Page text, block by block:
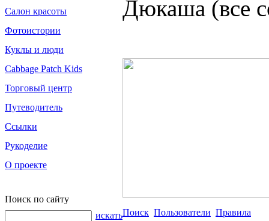
Салон красоты
Фотоистории
Куклы и люди
Cabbage Patch Kids
Торговый центр
Путеводитель
Ссылки
Рукоделие
О проекте
Поиск по сайту
искать
Дюкаша (все
Поиск Пользователи Правила